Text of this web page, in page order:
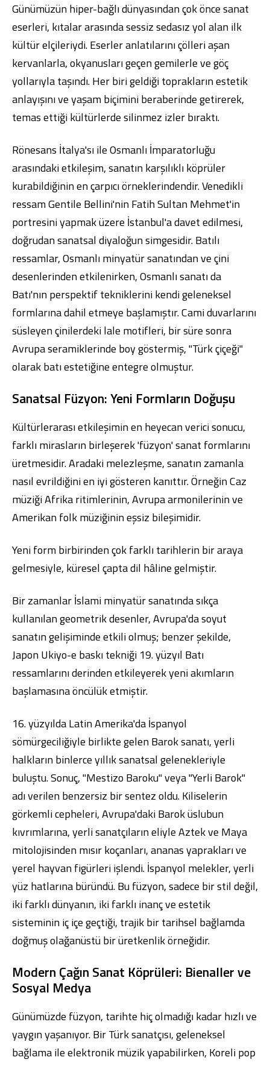
Günümüzün hiper-bağlı dünyasından çok önce sanat
eserleri, kıtalar arasında sessiz sedasız yol alan ilk
kültür elçileriydi. Eserler anlatılarını çölleri aşan
kervanlarla, okyanusları geçen gemilerle ve göç
yollarıyla taşındı. Her biri geldiği toprakların estetik
anlayışını ve yaşam biçimini beraberinde getirerek,
temas ettiği kültürlerde silinmez izler bıraktı.
Rönesans İtalya'sı ile Osmanlı İmparatorluğu
arasındaki etkileşim, sanatın karşılıklı köprüler
kurabildiğinin en çarpıcı örneklerindendir. Venedikli
ressam Gentile Bellini'nin Fatih Sultan Mehmet'in
portresini yapmak üzere İstanbul'a davet edilmesi,
doğrudan sanatsal diyaloğun simgesidir. Batılı
ressamlar, Osmanlı minyatür sanatından ve çini
desenlerinden etkilenirken, Osmanlı sanatı da
Batı'nın perspektif tekniklerini kendi geleneksel
formlarına dahil etmeye başlamıştır. Cami duvarlarını
süsleyen çinilerdeki lale motifleri, bir süre sonra
Avrupa seramiklerinde boy göstermiş, "Türk çiçeği"
olarak batı estetiğine entegre olmuştur.
Sanatsal Füzyon: Yeni Formların Doğuşu
Kültürlerarası etkileşimin en heyecan verici sonucu,
farklı mirasların birleşerek 'füzyon' sanat formlarını
üretmesidir. Aradaki melezleşme, sanatın zamanla
nasıl evrildiğini en iyi gösteren kanıttır. Örneğin Caz
müziği Afrika ritimlerinin, Avrupa armonilerinin ve
Amerikan folk müziğinin eşsiz bileşimidir.
Yeni form birbirinden çok farklı tarihlerin bir araya
gelmesiyle, küresel çapta dil hâline gelmiştir.
Bir zamanlar İslami minyatür sanatında sıkça
kullanılan geometrik desenler, Avrupa'da soyut
sanatın gelişiminde etkili olmuş; benzer şekilde,
Japon Ukiyo-e baskı tekniği 19. yüzyıl Batı
ressamlarını derinden etkileyerek yeni akımların
başlamasına öncülük etmiştir.
16. yüzyılda Latin Amerika'da İspanyol
sömürgeciliğiyle birlikte gelen Barok sanatı, yerli
halkların binlerce yıllık sanatsal gelenekleriyle
buluştu. Sonuç, "Mestizo Baroku" veya "Yerli Barok"
adı verilen benzersiz bir sentez oldu. Kiliselerin
görkemli cepheleri, Avrupa'daki Barok üslubun
kıvrımlarına, yerli sanatçıların eliyle Aztek ve Maya
mitolojisinden mısır koçanları, ananas yaprakları ve
yerel hayvan figürleri işlendi. İspanyol melekler, yerli
yüz hatlarına büründü. Bu füzyon, sadece bir stil değil,
iki farklı dünyanın, iki farklı inanç ve estetik
sisteminin iç içe geçtiği, trajik bir tarihsel bağlamda
doğmuş olağanüstü bir üretkenlik örneğidir.
Modern Çağın Sanat Köprüleri: Bienaller ve
Sosyal Medya
Günümüzde füzyon, tarihte hiç olmadığı kadar hızlı ve
yaygın yaşanıyor. Bir Türk sanatçısı, geleneksel
bağlama ile elektronik müzik yapabilirken, Koreli pop